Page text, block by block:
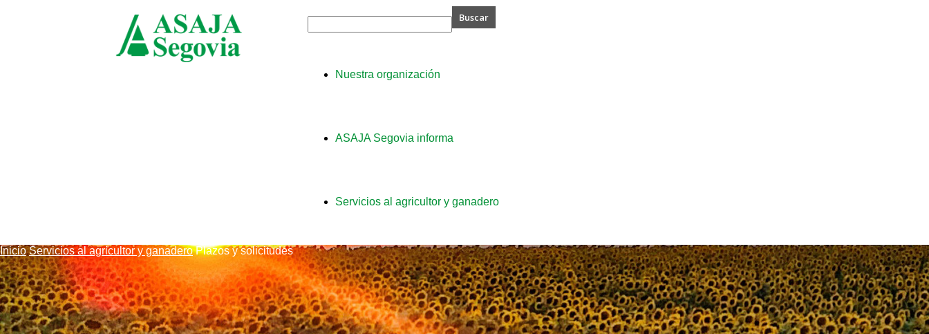
Nuestra organización
ASAJA Segovia informa
Servicios al agricultor y ganadero
Inicio Servicios al agricultor y ganadero Plazos y solicitudes